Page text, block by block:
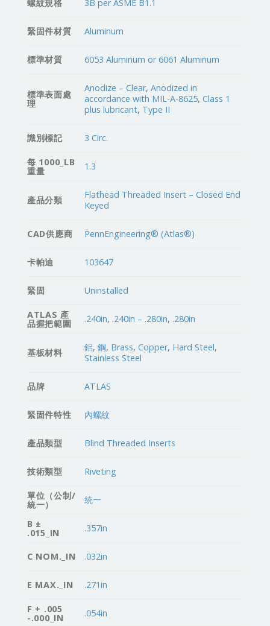
螺紋規格 3B per ASME B1.1
緊固件材質 Aluminum
標準材質 6053 Aluminum or 6061 Aluminum
標準表面處
理
Anodize – Clear,Anodized in
accordance with MIL-A-8625,Class 1
plus lubricant, Type II
識別標記 3 Circ.
每 1000_LB
重量 1.3
產品分類
Flathead Threaded Insert – Closed End
Keyed
CAD供應商 PennEngineering® (Atlas®)
卡帕迪 103647
緊固 Uninstalled
ATLAS 產
品握把範圍 .240in, .240in – .280in, .280in
基板材料 鋁,鋼, Brass,Copper, Hard Steel,
Stainless Steel
品牌 ATLAS
緊固件特性 內螺紋
產品類型 Blind Threaded Inserts
技術類型 Riveting
單位（公制/
統一） 統一
B ±
.015_IN .357in
C NOM._IN .032in
E MAX._IN .271in
F + .005
-.000_IN .054in